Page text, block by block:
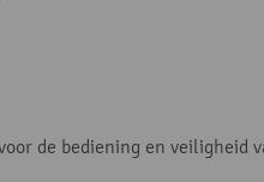
de bediening en veiligheid